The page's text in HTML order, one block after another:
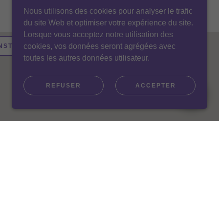
Nous utilisons des cookies pour analyser le trafic
du site Web et optimiser votre expérience du site.
Lorsque vous acceptez notre utilisation des
cookies, vos données seront agrégées avec
toutes les autres données utilisateur.
REFUSER ACCEPTER